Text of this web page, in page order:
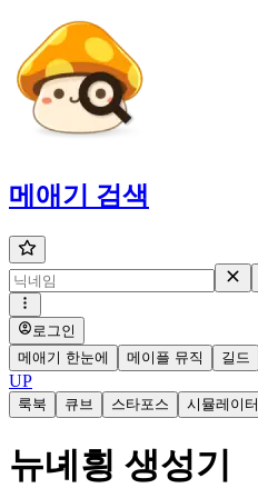
메애기 검색
로그인
메애기 한눈에
메이플 뮤직 길드
UP
룩북 큐브 스타포스 시뮬레이터
뉴녜힁 생성기